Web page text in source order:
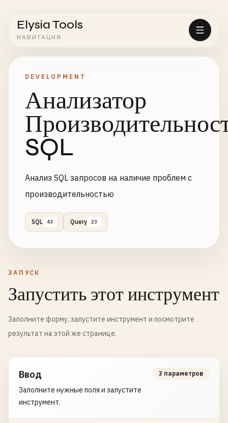
Elysia Tools
НАВИГАЦИЯ
DEVELOPMENT
Анализатор
SQL
Анализ SQL запросов на наличие проблем с
производительностью
SQL 43 Query 23
ЗАПУСК
Запустить этот инструмент
Заполните форму, запустите инструмент и посмотрите
результат на этой же странице.
Ввод
Заполните нужные поля и запустите
инструмент.
3 параметров